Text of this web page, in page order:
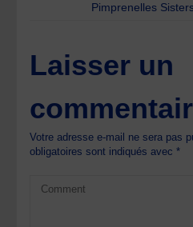
Pimprenelles
Laisser un
Votre adresse e-mail ne sera pas
obligatoires sont indiqués avec*